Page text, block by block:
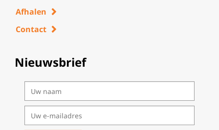
Afhalen
Contact
Nieuwsbrief